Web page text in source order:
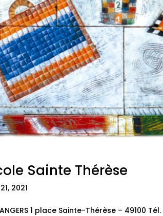
Sainte Thérèse
2021
ANGERS 1 place Sainte-Thérèse – 49100